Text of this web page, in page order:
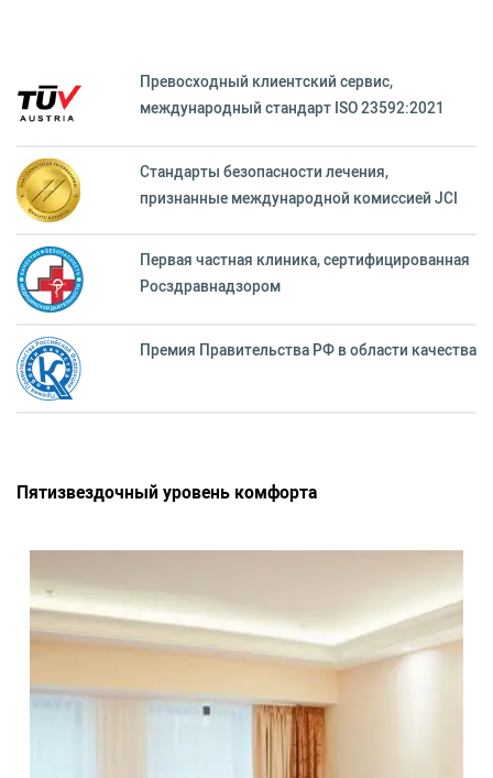
Превосходный клиентский сервиc,
международный стандарт ISO 23592:2021
Стандарты безопасности лечения,
признанные международной комиссией JCI
Первая частная клиника, сертифицированная
Росздравнадзором
Премия Правительства РФ в области качества
Пятизвездочный уровень комфорта